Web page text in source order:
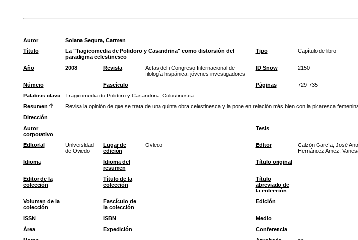
Autor
Solana Segura, Carmen
Título
La "Tragicomedia de Polidoro y Casandrina" como distorsión del
paradigma celestinesco
Tipo Capítulo de libro
Año 2008 Revista
Actas del i Congreso Internacional de
filología hispánica: jóvenes investigadores
ID Snow 2150
Número Fascículo Páginas
729-735
Palabras clave
Tragicomedia de Polidoro y Casandrina; Celestinesca
Resumen
Revisa la opinión de que se trata de una quinta obra celestinesca y la pone en relación más bien con la picaresca
Dirección
Autor
corporativo
Tesis
Editorial
Universidad
de Oviedo
Lugar de
edición
Oviedo Editor
Calzón García, José
Hernández Amez,
Idioma
Idioma del
resumen
Título original
Editor de la
colección
Título de la
colección
Título
abreviado de
la colección
Volumen de la
colección
Fascículo de
la colección
Edición
ISSN ISBN
Medio
Área
Expedición
Conferencia